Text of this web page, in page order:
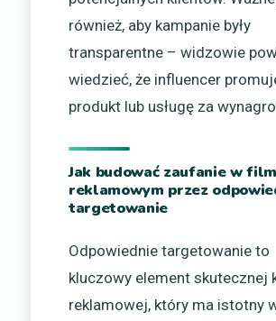
również, aby kampanie były
transparentne – widzowie
wiedzieć, że influencer
produkt lub usługę za
Jak budować zaufanie w
reklamowym przez
targetowanie
Odpowiednie targetowanie to
kluczowy element skutecznej
reklamowej, który ma istotny